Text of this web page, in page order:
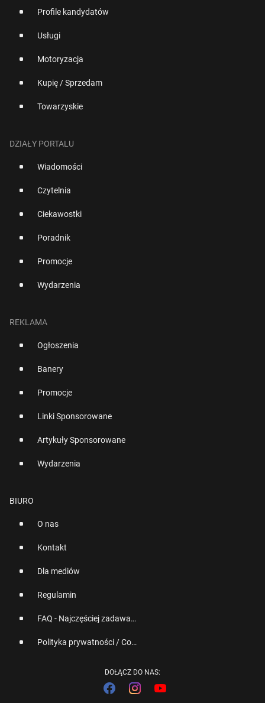
Profile kandydatów
Usługi
Motoryzacja
Kupię / Sprzedam
Towarzyskie
DZIAŁY PORTALU
Wiadomości
Czytelnia
Ciekawostki
Poradnik
Promocje
Wydarzenia
REKLAMA
Ogłoszenia
Banery
Promocje
Linki Sponsorowane
Artykuły Sponsorowane
Wydarzenia
BIURO
O nas
Kontakt
Dla mediów
Regulamin
FAQ - Najczęściej zadawane pytania
Polityka prywatności / Cookies
DOŁĄCZ DO NAS: